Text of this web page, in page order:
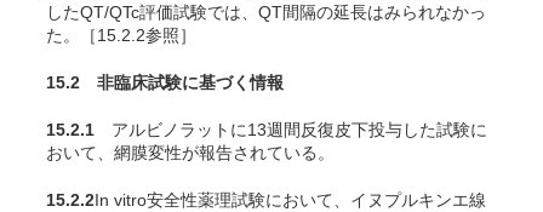
したQT/QTc評価試験では、QT間隔の延長はみられなかっ
た 。［15.2.2参照］
15.2 非臨床試験に基づく情報
15.2.1 アルビノラットに13週間反復皮下投与した試験に
おいて、網膜変性が報告されている 。
15.2.2In vitro安全性薬理試験において、イヌプルキンエ線